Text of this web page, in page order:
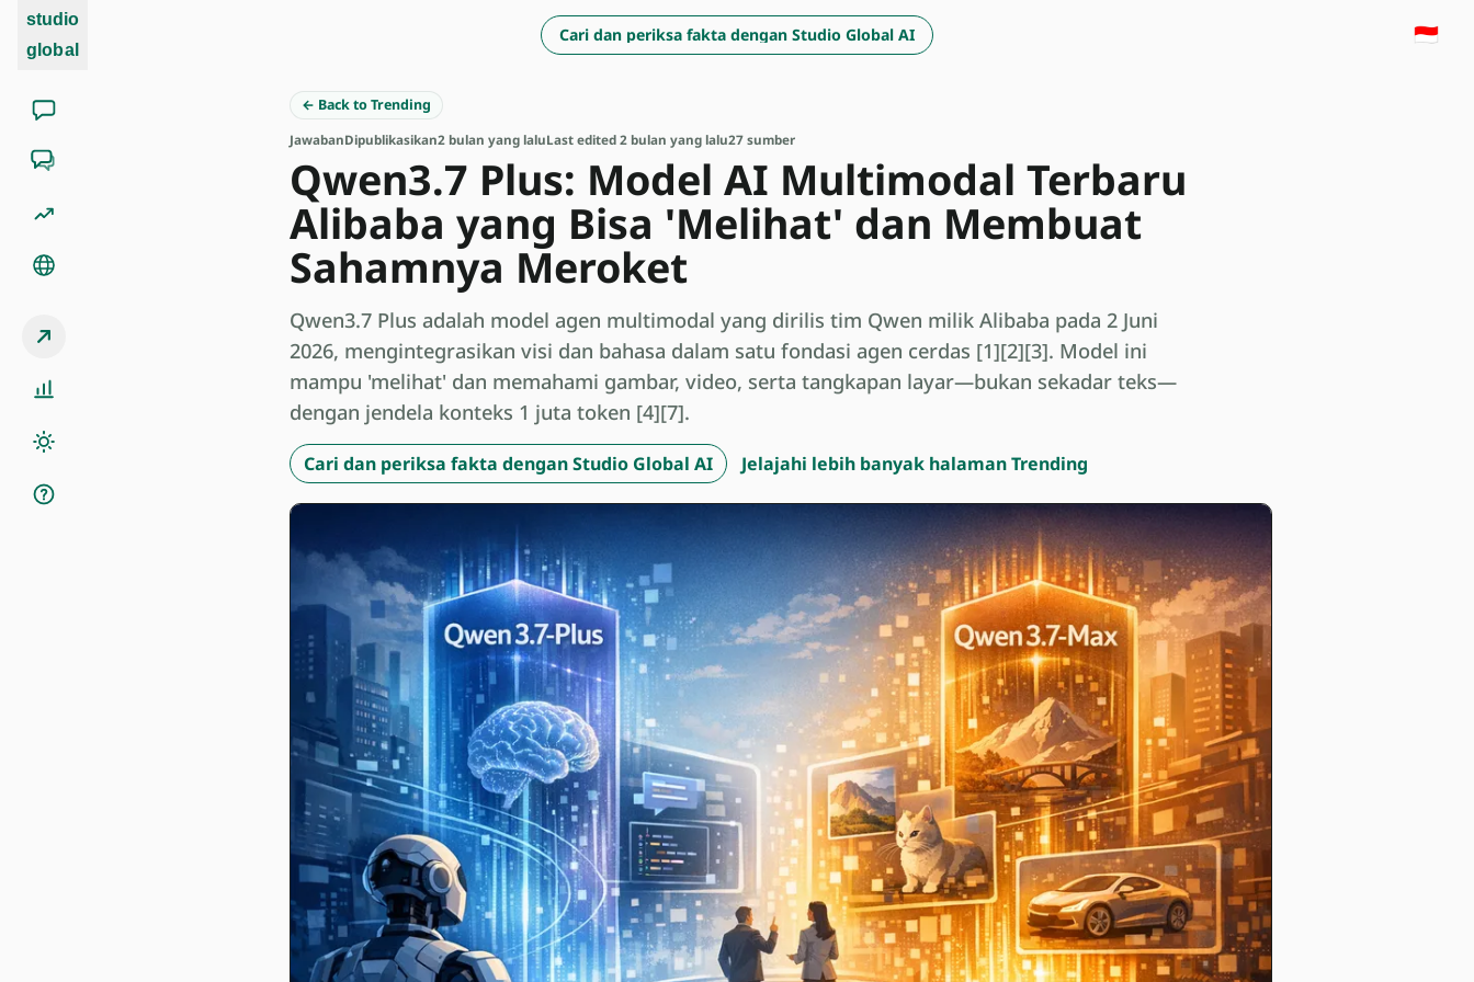
studio
global
Cari dan periksa fakta dengan Studio Global AI 🇮🇩
← Back to Trending
JawabanDipublikasikan2 bulan yang laluLast edited 2 bulan yang lalu27 sumber
Qwen3.7 Plus: Model AI Multimodal Terbaru
Alibaba yang Bisa 'Melihat' dan Membuat
Sahamnya Meroket
Qwen3.7 Plus adalah model agen multimodal yang dirilis tim Qwen milik Alibaba pada 2 Juni
2026, mengintegrasikan visi dan bahasa dalam satu fondasi agen cerdas [1][2][3]. Model ini
mampu 'melihat' dan memahami gambar, video, serta tangkapan layar—bukan sekadar teks—
dengan jendela konteks 1 juta token [4][7].
Cari dan periksa fakta dengan Studio Global AI Jelajahi lebih banyak halaman Trending